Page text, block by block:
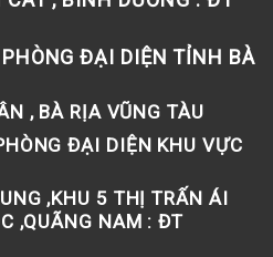
ĐẠI DIỆN TỈNH BÀ
, BÀ RỊA VŨNG TÀU
ĐẠI DIỆN KHU VỰC
,KHU 5 THỊ TRẤN ÁI
,QUÃNG NAM : ĐT